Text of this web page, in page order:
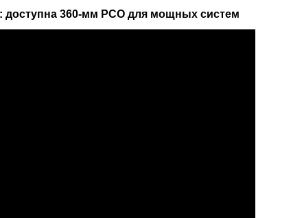
доступна 360-мм РСО для мощных систем